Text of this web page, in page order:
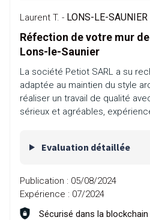
Laurent T. - LONS-LE-
Réfection de votre mur
Lons-le-Saunier
La société Petiot SARL a su
adaptée au maintien du style
réaliser un travail de qualité
sérieux et agréables,
Evaluation détaillée
Publication : 05/08/2024
Expérience : 07/2024
Sécurisé dans la blockchain